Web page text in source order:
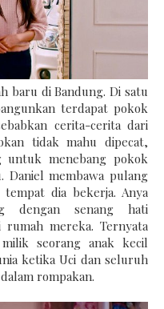
baru di Bandung. Di satu
terdapat pokok
cerita-cerita dari
tidak mahu dipecat,
untuk menebang pokok
Daniel membawa pulang
dia bekerja. Anya
dengan senang hati
mereka. Ternyata
seorang anak kecil
ketika Uci dan seluruh
rompakan.